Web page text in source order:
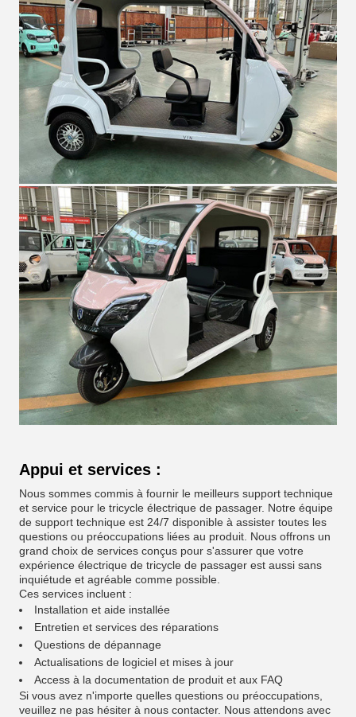
Appui et services :
Nous sommes commis à fournir le meilleurs support technique
et service pour le tricycle électrique de passager. Notre équipe
de support technique est 24/7 disponible à assister toutes les
questions ou préoccupations liées au produit. Nous offrons un
grand choix de services conçus pour s'assurer que votre
expérience électrique de tricycle de passager est aussi sans
inquiétude et agréable comme possible.
Ces services incluent :
Installation et aide installée
Entretien et services des réparations
Questions de dépannage
Actualisations de logiciel et mises à jour
Access à la documentation de produit et aux FAQ
Si vous avez n'importe quelles questions ou préoccupations,
veuillez ne pas hésiter à nous contacter. Nous attendons avec